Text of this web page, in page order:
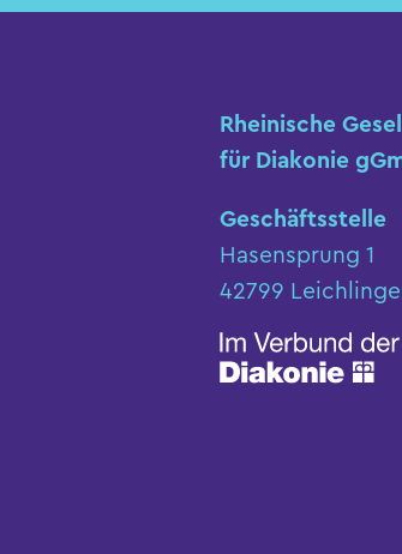
Rheinische
für Diakonie
Geschäftsstelle
Hasensprung 1
42799